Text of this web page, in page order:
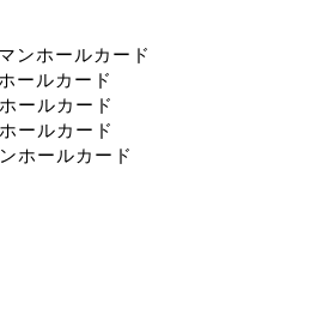
ンホールカード
ールカード
ールカード
ールカード
ホールカード